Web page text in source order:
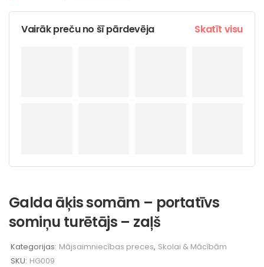
Vairāk preču no šī pārdevēja Skatīt visu
Galda āķis somām – portatīvs
somiņu turētājs – zaļš
Kategorijas: Mājsaimniecības preces, Skolai & Mācībām
SKU: HG009